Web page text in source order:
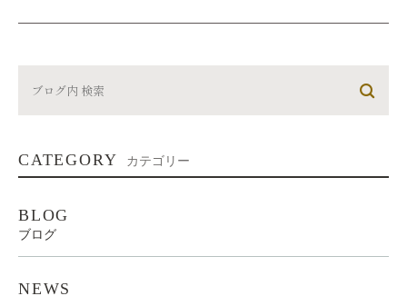
CATEGORY カテゴリー
BLOG
ブログ
NEWS